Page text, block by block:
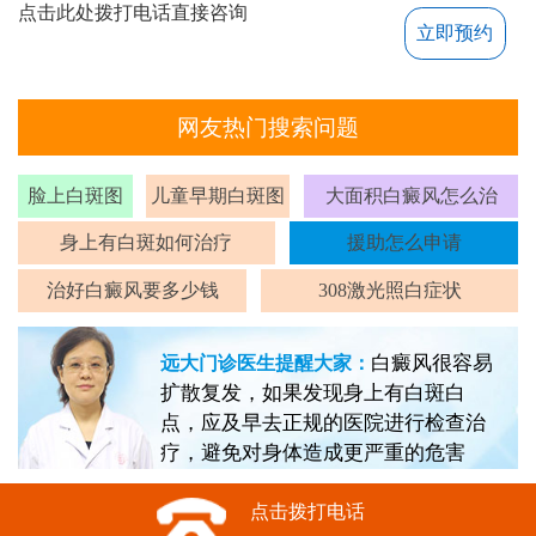
点击此处拨打电话直接咨询
立即预约
网友热门搜索问题
脸上白斑图 儿童早期白斑图 大面积白癜风怎么治
身上有白斑如何治疗 援助怎么申请
治好白癜风要多少钱 308激光照白症状
远大门诊医生提醒大家： 白癜风很容易
扩散复发，如果发现身上有白斑白
点，应及早去正规的医院进行检查治
疗，避免对身体造成更严重的危害
点击拨打电话